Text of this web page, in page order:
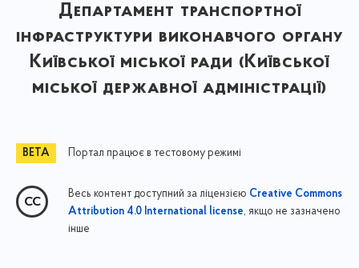
Департамент транспортної
інфраструктури виконавчого органу
Київської міської ради (Київської
міської державної адміністрації)
Портал працює в тестовому режимі
Весь контент доступний за ліцензією Creative Commons
Attribution 4.0 International license, якщо не зазначено
інше